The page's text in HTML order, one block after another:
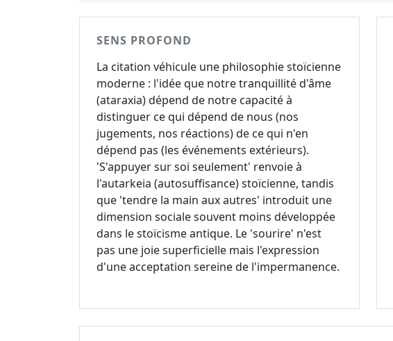
SENS PROFOND
La citation véhicule une philosophie stoïcienne
moderne : l'idée que notre tranquillité d'âme
(ataraxia) dépend de notre capacité à
distinguer ce qui dépend de nous (nos
jugements, nos réactions) de ce qui n'en
dépend pas (les événements extérieurs).
'S'appuyer sur soi seulement' renvoie à
l'autarkeia (autosuffisance) stoïcienne, tandis
que 'tendre la main aux autres' introduit une
dimension sociale souvent moins développée
dans le stoïcisme antique. Le 'sourire' n'est
pas une joie superficielle mais l'expression
d'une acceptation sereine de l'impermanence.